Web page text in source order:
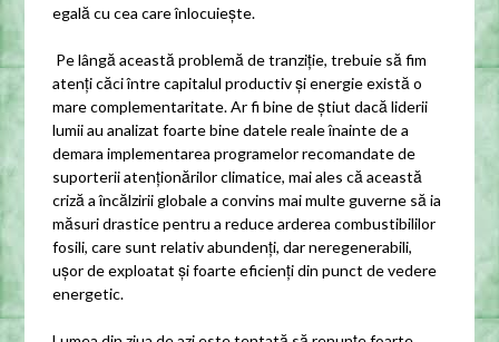
egală cu cea care înlocuiește.
Pe lângă această problemă de tranziție, trebuie să fim
atenți căci între capitalul productiv și energie există o
mare complementaritate. Ar fi bine de știut dacă liderii
lumii au analizat foarte bine datele reale înainte de a
demara implementarea programelor recomandate de
suporterii atenționărilor climatice, mai ales că această
criză a încălzirii globale a convins mai multe guverne să ia
măsuri drastice pentru a reduce arderea combustibililor
fosili, care sunt relativ abundenți, dar neregenerabili,
ușor de exploatat și foarte eficienți din punct de vedere
energetic.